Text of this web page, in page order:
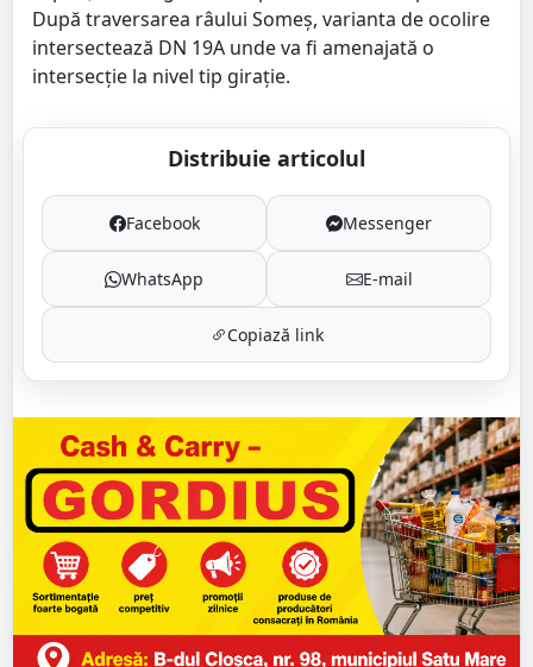
După traversarea râului Someş, varianta de ocolire
intersectează DN 19A unde va fi amenajată o
intersecţie la nivel tip giraţie.
Distribuie articolul
Facebook Messenger
WhatsApp E-mail
Copiază link